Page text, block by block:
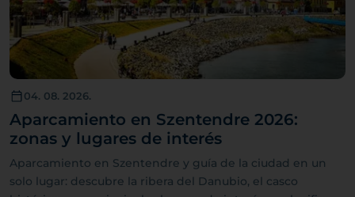
04. 08. 2026.
Aparcamiento en Szentendre 2026:
zonas y lugares de interés
Aparcamiento en Szentendre y guía de la ciudad en un
solo lugar: descubre la ribera del Danubio, el casco